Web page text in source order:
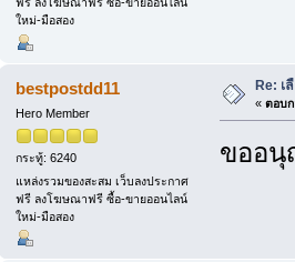
ฟรี ลงโฆษณาฟรี ซื้อ-ขายออนไลน์
ใหม่-มือสอง
bestpostdd11
Hero Member
กระทู้: 6240
แหล่งรวมของสะสม เว็บลงประกาศ
ฟรี ลงโฆษณาฟรี ซื้อ-ขายออนไลน์
ใหม่-มือสอง
Re: เ
« ตอบก
ขออ